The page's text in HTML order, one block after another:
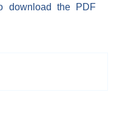
download the PDF